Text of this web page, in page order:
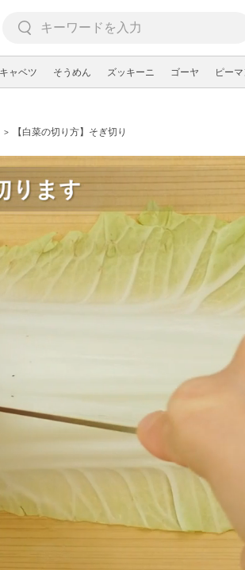
キャベツ そうめん ズッキーニ ゴーヤ ピーマ
【白菜の切り方】そぎ切り